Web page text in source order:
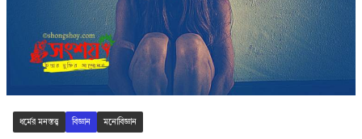
ধর্মের মনস্তত্ত্ব বিজ্ঞান মনোবিজ্ঞান